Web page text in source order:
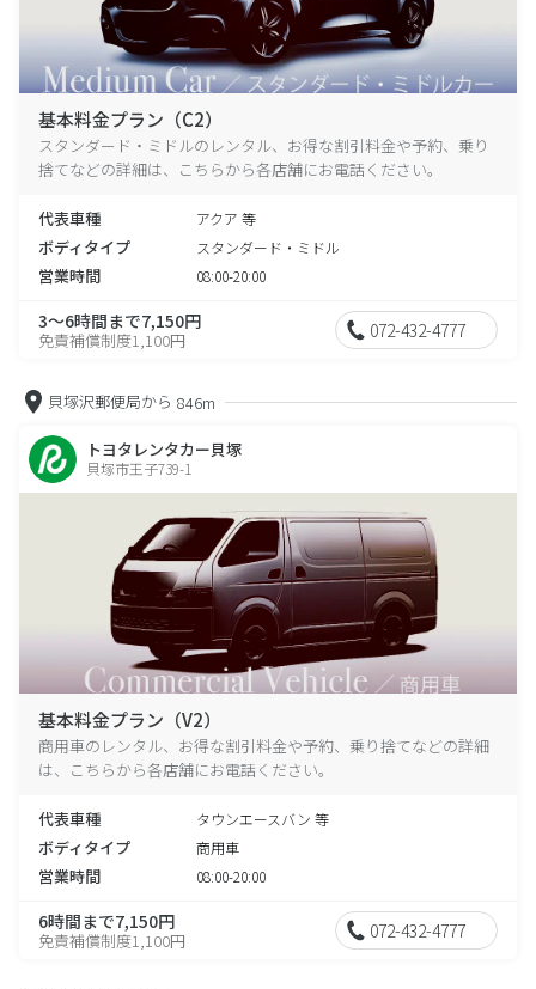
基本料金プラン（C2）
スタンダード・ミドルのレンタル、お得な割引料金や予約、乗り
捨てなどの詳細は、こちらから各店舗にお電話ください。
代表車種 アクア 等
ボディタイプ スタンダード・ミドル
営業時間 08:00-20:00
3～6時間まで7,150円
免責補償制度1,100円 072-432-4777
貝塚沢郵便局から 846m
トヨタレンタカー貝塚
貝塚市王子739-1
基本料金プラン（V2）
商用車のレンタル、お得な割引料金や予約、乗り捨てなどの詳細
は、こちらから各店舗にお電話ください。
代表車種 タウンエースバン 等
ボディタイプ 商用車
営業時間 08:00-20:00
6時間まで7,150円
免責補償制度1,100円 072-432-4777